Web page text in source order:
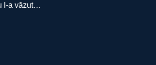
l-a văzut…